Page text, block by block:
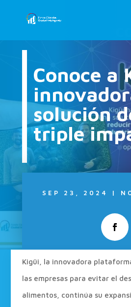
Conoce a
solución
triple
SEP 23, 2024 |
Kigüi, la innovadora
las empresas para evitar el
alimentos, continúa su